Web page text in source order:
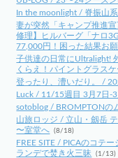
In the moonlight / 脊振山
妻が突然「キャンプ推進
修理】ヒルバーグ「ナロ
77,000円！困った結果お
子供達の日常にUltralight!
くらえ！パイントグラス
登ったり、漕いだり。 /
Luck / 11/15週目 3月7日-3
sotoblog / BROMPTONの
山旅ロッジ / 立山・劔岳
〜室堂へ (8/18)
FREE SITE / PICAのコテ
ランデで焚き火三昧
(1/13)